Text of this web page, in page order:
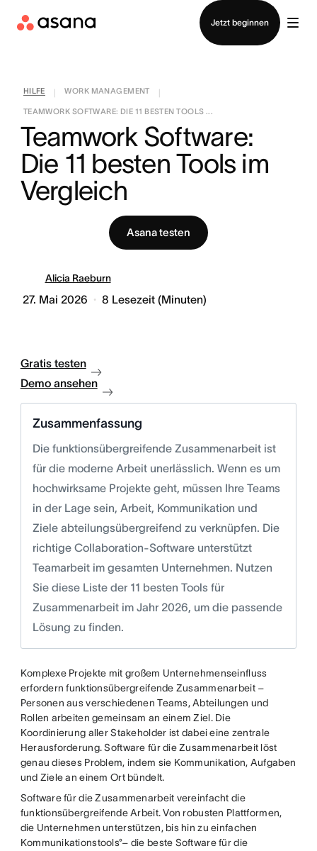
Jetzt beginnen
Vertrieb kontaktieren
HILFE WORK MANAGEMENT
TEAMWORK SOFTWARE: DIE 11 BESTEN TOOLS ...
Teamwork Software:
Die 11 besten Tools im
Vergleich
Asana testen
Alicia Raeburn
27. Mai 2026 8 Lesezeit (Minuten)
Gratis testen
Demo ansehen
Zusammenfassung
Die funktionsübergreifende Zusammenarbeit ist
für die moderne Arbeit unerlässlich. Wenn es um
hochwirksame Projekte geht, müssen Ihre Teams
in der Lage sein, Arbeit, Kommunikation und
Ziele abteilungsübergreifend zu verknüpfen. Die
richtige Collaboration-Software unterstützt
Teamarbeit im gesamten Unternehmen. Nutzen
Sie diese Liste der 11 besten Tools für
Zusammenarbeit im Jahr 2026, um die passende
Lösung zu finden.
Komplexe Projekte mit großem Unternehmenseinfluss
erfordern funktionsübergreifende Zusammenarbeit –
Personen aus verschiedenen Teams, Abteilungen und
Rollen arbeiten gemeinsam an einem Ziel. Die
Koordinierung aller Stakeholder ist dabei eine zentrale
Herausforderung. Software für die Zusammenarbeit löst
genau dieses Problem, indem sie Kommunikation, Aufgaben
und Ziele an einem Ort bündelt.
Software für die Zusammenarbeit vereinfacht die
funktionsübergreifende Arbeit. Von robusten Plattformen,
die Unternehmen unterstützen, bis hin zu einfachen
Kommunikationstools°– die beste Software für die